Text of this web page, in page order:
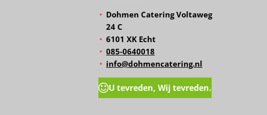
Dohmen Catering Voltaweg
24 C
6101 XK Echt
085-0640018
info@dohmencatering.nl
U tevreden, Wij tevreden.